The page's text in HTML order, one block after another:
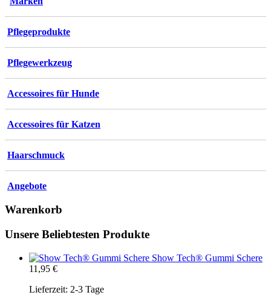
Die
auf
gewählt
Pflegeprodukte
Pflegewerkzeug
Accessoires für Hunde
Accessoires für Katzen
Haarschmuck
Angebote
Warenkorb
Unsere Beliebtesten Produkte
Show Tech® Gummi Schere
11,95 €
Lieferzeit: 2-3 Tage